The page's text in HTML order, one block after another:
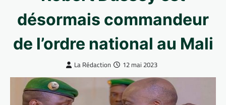
désormais commandeur
de l’ordre national au Mali
La Rédaction 12 mai 2023